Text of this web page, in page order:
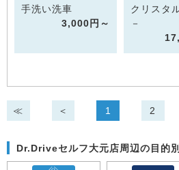
手洗い洗車
3,000円～
クリスタ
－
≪ ＜ 1 2
Dr.Driveセルフ大元店周辺の目的